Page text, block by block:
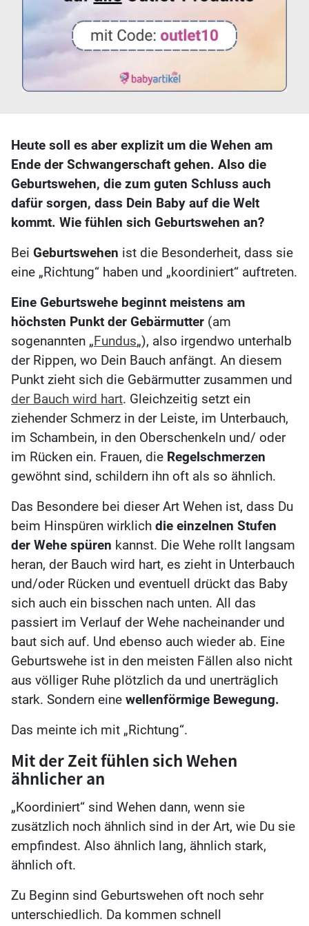
Heute soll es aber explizit um die Wehen am
Ende der Schwangerschaft gehen. Also die
Geburtswehen, die zum guten Schluss auch
dafür sorgen, dass Dein Baby auf die Welt
kommt. Wie fühlen sich Geburtswehen an?
Bei Geburtswehen ist die Besonderheit, dass sie
eine „Richtung“ haben und „koordiniert“ auftreten.
Eine Geburtswehe beginnt meistens am
höchsten Punkt der Gebärmutter (am
sogenannten „Fundus„), also irgendwo unterhalb
der Rippen, wo Dein Bauch anfängt. An diesem
Punkt zieht sich die Gebärmutter zusammen und
der Bauch wird hart. Gleichzeitig setzt ein
ziehender Schmerz in der Leiste, im Unterbauch,
im Schambein, in den Oberschenkeln und/ oder
im Rücken ein. Frauen, die Regelschmerzen
gewöhnt sind, schildern ihn oft als so ähnlich.
Das Besondere bei dieser Art Wehen ist, dass Du
beim Hinspüren wirklich die einzelnen Stufen
der Wehe spüren kannst. Die Wehe rollt langsam
heran, der Bauch wird hart, es zieht in Unterbauch
und/oder Rücken und eventuell drückt das Baby
sich auch ein bisschen nach unten. All das
passiert im Verlauf der Wehe nacheinander und
baut sich auf. Und ebenso auch wieder ab. Eine
Geburtswehe ist in den meisten Fällen also nicht
aus völliger Ruhe plötzlich da und unerträglich
stark. Sondern eine wellenförmige Bewegung.
Das meinte ich mit „Richtung“.
Mit der Zeit fühlen sich Wehen
ähnlicher an
„Koordiniert“ sind Wehen dann, wenn sie
zusätzlich noch ähnlich sind in der Art, wie Du sie
empfindest. Also ähnlich lang, ähnlich stark,
ähnlich oft.
Zu Beginn sind Geburtswehen oft noch sehr
unterschiedlich. Da kommen schnell